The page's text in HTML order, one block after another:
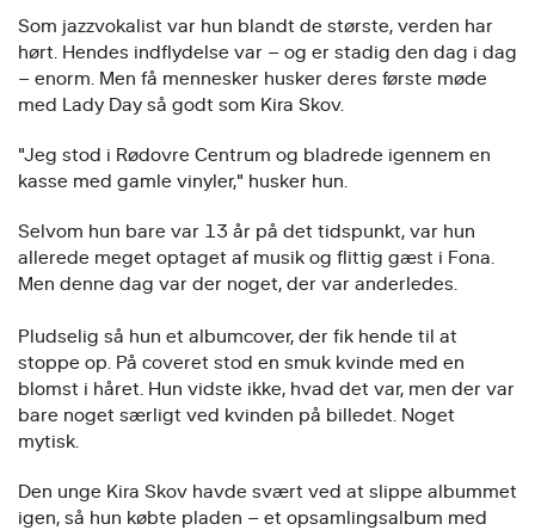
Som jazzvokalist var hun blandt de største, verden har
hørt. Hendes indflydelse var – og er stadig den dag i dag
– enorm. Men få mennesker husker deres første møde
med Lady Day så godt som Kira Skov.
"Jeg stod i Rødovre Centrum og bladrede igennem en
kasse med gamle vinyler," husker hun.
Selvom hun bare var 13 år på det tidspunkt, var hun
allerede meget optaget af musik og flittig gæst i Fona.
Men denne dag var der noget, der var anderledes.
Pludselig så hun et albumcover, der fik hende til at
stoppe op. På coveret stod en smuk kvinde med en
blomst i håret. Hun vidste ikke, hvad det var, men der var
bare noget særligt ved kvinden på billedet. Noget
mytisk.
Den unge Kira Skov havde svært ved at slippe albummet
igen, så hun købte pladen – et opsamlingsalbum med